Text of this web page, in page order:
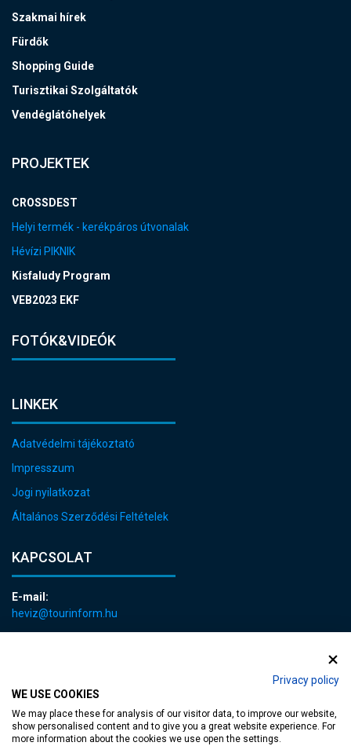
Privacy policy
WE USE COOKIES
We may place these for analysis of our visitor data, to improve our website,
show personalised content and to give you a great website experience. For
more information about the cookies we use open the settings.
Szakmai hírek
Fürdők
Shopping Guide
Turisztikai Szolgáltatók
Vendéglátóhelyek
PROJEKTEK
CROSSDEST
Helyi termék - kerékpáros útvonalak
Hévízi PIKNIK
Kisfaludy Program
VEB2023 EKF
FOTÓK&VIDEÓK
LINKEK
Adatvédelmi tájékoztató
Impresszum
Jogi nyilatkozat
Általános Szerződési Feltételek
KAPCSOLAT
E-mail:
heviz@tourinform.hu